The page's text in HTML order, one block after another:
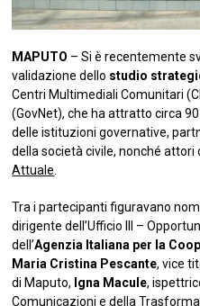
MAPUTO – Si è recentemente
validazione dello studio
Centri Multimediali Comunitari
(GovNet), che ha attratto circa
delle istituzioni governative,
della società civile, nonché
Attuale
Tra i partecipanti figuravano
dirigente dell’Ufficio III –
dell’Agenzia Italiana per la
Maria Cristina Pescante, vice
di Maputo, Igna Macule,
Comunicazioni e della